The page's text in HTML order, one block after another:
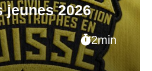
2min
jeunes 2026